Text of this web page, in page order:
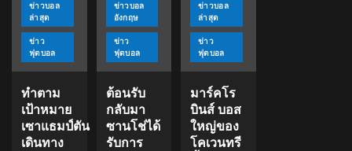
ข่าวบอล
ล่าสุด
ข่าว
ฟุตบอล
ทำตาม
เป้าหมาย
เซาแธมป์ตัน
เดินทาง
ข่าวบอล
อังกฤษ
ข่าว
ฟุตบอล
ต้อนรับ
กลับมา
ซานโช่ได้
รับการ
ข่าวบอล
ล่าสุด
ข่าว
ฟุตบอล
มาร์คโร
บินส์ บอส
ใหญ่ของ
โคเวนทรี